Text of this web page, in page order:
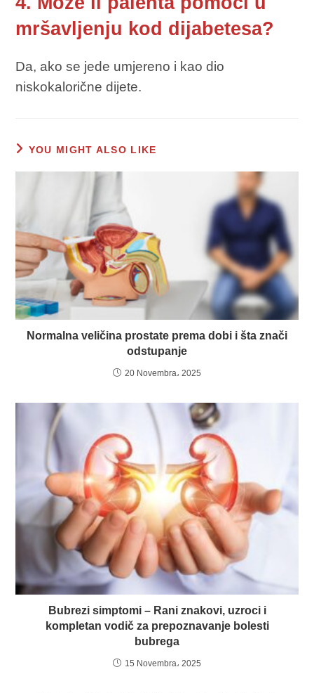
mršavljenju kod dijabetesa?
Da, ako se jede umjereno i kao dio
niskokalorične dijete.
YOU MIGHT ALSO LIKE
Normalna veličina prostate prema dobi i šta znači
odstupanje
20 Novembra، 2025
Bubrezi simptomi – Rani znakovi, uzroci i
kompletan vodič za prepoznavanje bolesti
bubrega
15 Novembra، 2025